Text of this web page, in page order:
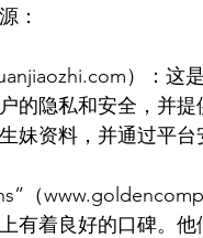
）：这
的隐私和安全，并
妹资料，并通过平
（
有着良好的口碑。